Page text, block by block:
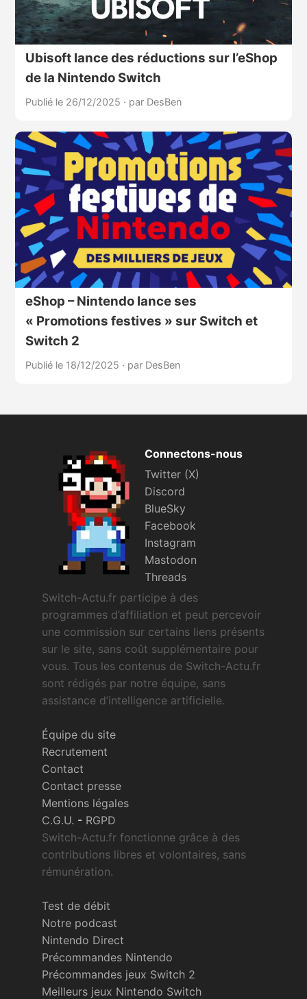
Ubisoft lance des réductions sur l’eShop
de la Nintendo Switch
Publié le 26/12/2025 · par DesBen
eShop – Nintendo lance ses
« Promotions festives » sur Switch et
Switch 2
Publié le 18/12/2025 · par DesBen
Connectons-nous
Twitter (X)
Discord
BlueSky
Facebook
Instagram
Mastodon
Threads
Switch-Actu.fr participe à des
programmes d’affiliation et peut percevoir
une commission sur certains liens présents
sur le site, sans coût supplémentaire pour
vous. Tous les contenus de Switch-Actu.fr
sont rédigés par notre équipe, sans
assistance d’intelligence artificielle.
Équipe du site
Recrutement
Contact
Contact presse
Mentions légales
C.G.U. - RGPD
Switch-Actu.fr fonctionne grâce à des
contributions libres et volontaires, sans
rémunération.
Test de débit
Notre podcast
Nintendo Direct
Précommandes Nintendo
Précommandes jeux Switch 2
Meilleurs jeux Nintendo Switch